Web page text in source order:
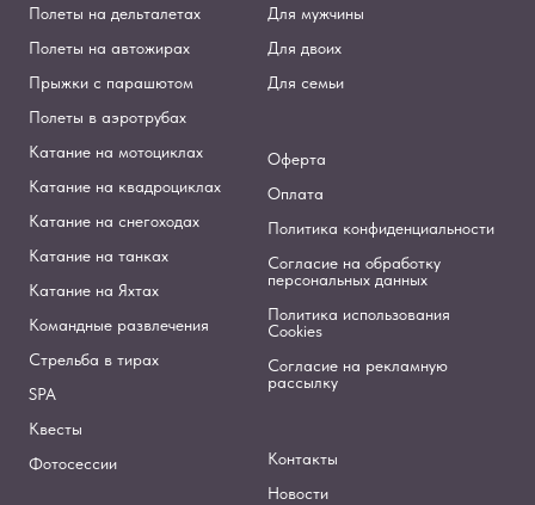
Полеты на дельталетах
Полеты на автожирах
Прыжки с парашютом
Полеты в аэротрубах
Катание на мотоциклах
Катание на квадроциклах
Катание на снегоходах
Катание на танках
Катание на Яхтах
Командные развлечения
Стрельба в тирах
SPA
Квесты
Фотосессии
Для мужчины
Для двоих
Для семьи
Оферта
Оплата
Политика конфиденциальности
Согласие на обработку
персональных данных
Политика использования
Cookies
Согласие на рекламную
рассылку
Контакты
Новости